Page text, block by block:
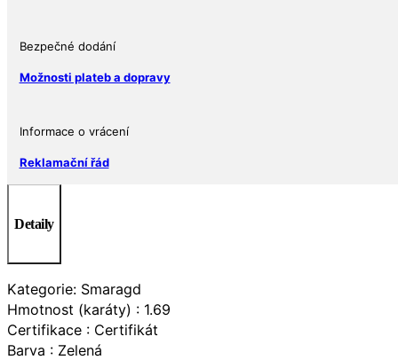
Bezpečné dodání
Možnosti plateb a dopravy
Informace o vrácení
Reklamační řád
Detaily
Kategorie: Smaragd
Hmotnost (karáty) : 1.69
Certifikace : Certifikát
Barva : Zelená